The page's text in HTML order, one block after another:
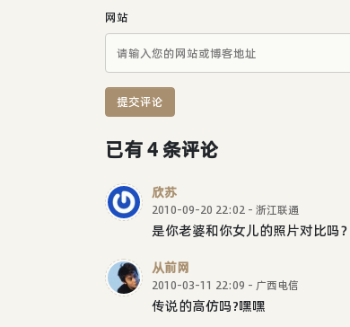
网站
提交评论
已有 4 条评论
欣苏
2010-09-20 22:02 - 浙江联通
是你老婆和你女儿的照片对比吗
从前网
2010-03-11 22:09 - 广西电信
传说的高仿吗?嘿嘿